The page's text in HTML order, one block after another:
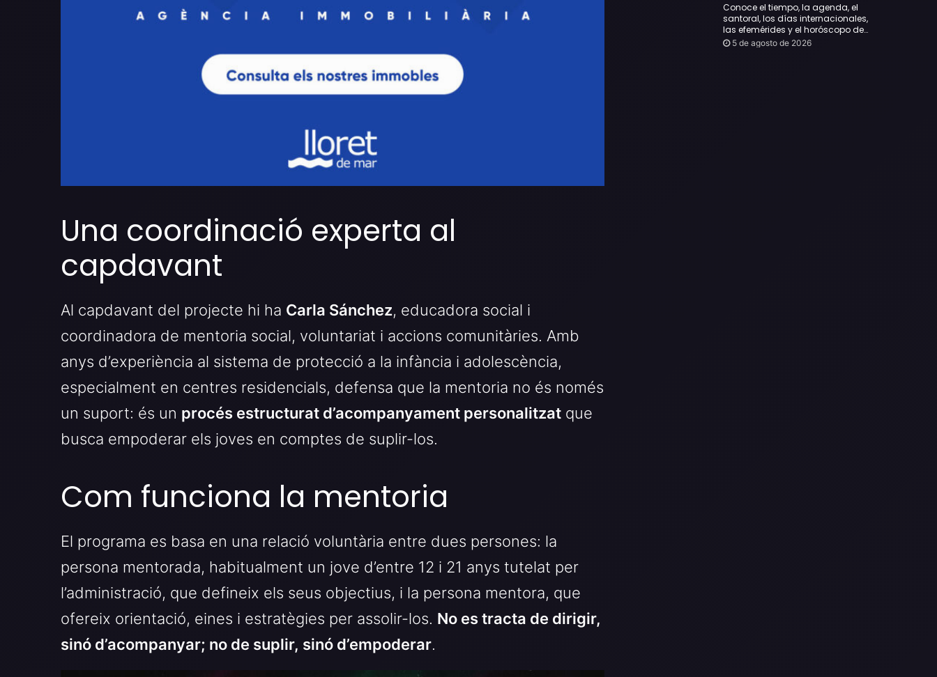
Una coordinació experta al
capdavant
Al capdavant del projecte hi ha Carla Sánchez, educadora social i
coordinadora de mentoria social, voluntariat i accions comunitàries. Amb
anys d’experiència al sistema de protecció a la infància i adolescència,
especialment en centres residencials, defensa que la mentoria no és només
un suport: és un procés estructurat d’acompanyament personalitzat que
busca empoderar els joves en comptes de suplir-los.
Com funciona la mentoria
El programa es basa en una relació voluntària entre dues persones: la
persona mentorada, habitualment un jove d’entre 12 i 21 anys tutelat per
l’administració, que defineix els seus objectius, i la persona mentora, que
ofereix orientació, eines i estratègies per assolir-los. No es tracta de dirigir,
sinó d’acompanyar; no de suplir, sinó d’empoderar.
Conoce el tiempo, la agenda, el
santoral, los días internacionales,
las efemérides y el horóscopo de
hoy, Miércoles, 5 de agosto de 2026:
5 de agosto de 2026